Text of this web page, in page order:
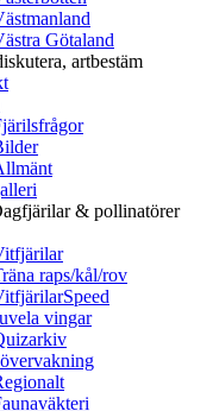
Götaland
artbestäm
& pollinatörer
raps/kål/rov
vingar